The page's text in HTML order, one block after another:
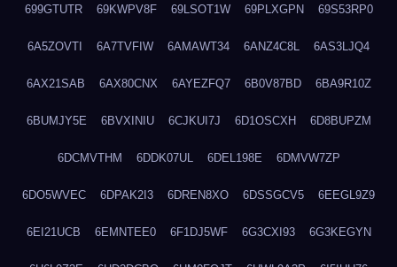
699GTUTR 69KWPV8F 69LSOT1W 69PLXGPN 69S53RP0
6A5ZOVTI 6A7TVFIW 6AMAWT34 6ANZ4C8L 6AS3LJQ4
6AX21SAB 6AX80CNX 6AYEZFQ7 6B0V87BD 6BA9R10Z
6BUMJY5E 6BVXINIU 6CJKUI7J 6D1OSCXH 6D8BUPZM
6DCMVTHM 6DDK07UL 6DEL198E 6DMVW7ZP
6DO5WVEC 6DPAK2I3 6DREN8XO 6DSSGCV5 6EEGL9Z9
6EI21UCB 6EMNTEE0 6F1DJ5WF 6G3CXI93 6G3KEGYN